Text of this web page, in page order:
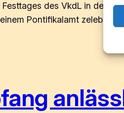
des VkdL in der
Pontifikalamt